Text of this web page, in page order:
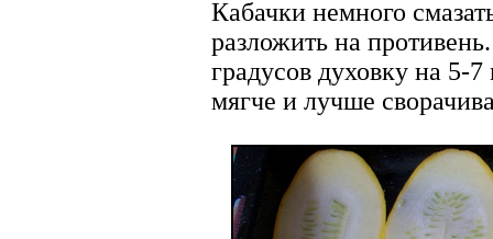
Кабачки немного
разложить на
градусов духовку на 5-
мягче и лучше